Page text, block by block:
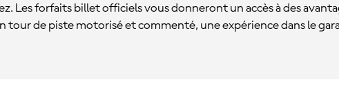
Les forfaits billet officiels vous donneront un accès à des
tour de piste motorisé et commenté, une expérience dans le